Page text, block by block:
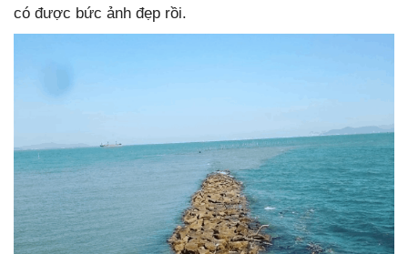
có được bức ảnh đẹp rồi.